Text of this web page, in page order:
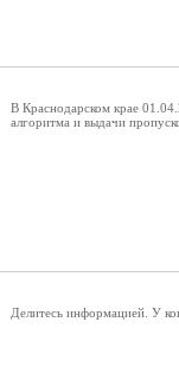
В Краснодарском крае
алгоритма и выдачи
Делитесь информацией. У